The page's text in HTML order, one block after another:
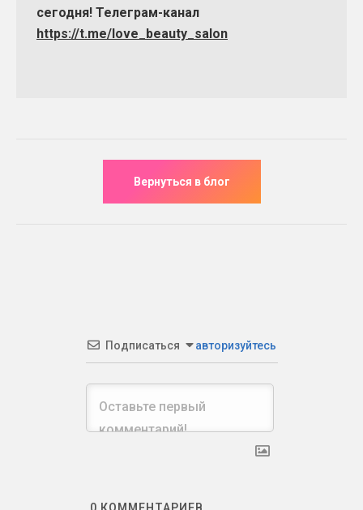
сегодня! Телеграм-канал
https://t.me/love_beauty_salon
Подписаться авторизуйтесь